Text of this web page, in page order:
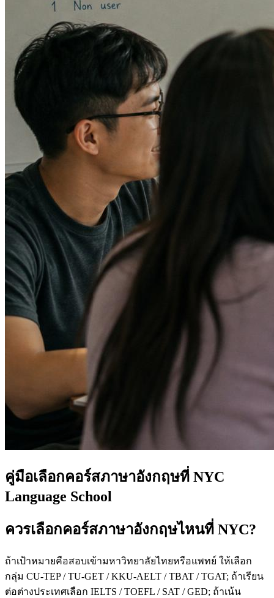
คู่มือเลือกคอร์สภาษาอังกฤษที่ NYC
Language School
ควรเลือกคอร์สภาษาอังกฤษไหนที่ NYC?
ถ้าเป้าหมายคือสอบเข้ามหาวิทยาลัยไทยหรือแพทย์ ให้เลือก
กลุ่ม CU-TEP / TU-GET / KKU-AELT / TBAT / TGAT; ถ้าเรียน
ต่อต่างประเทศเลือก IELTS / TOEFL / SAT / GED; ถ้าเน้น